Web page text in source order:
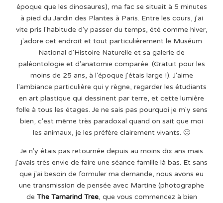
époque que les dinosaures), ma fac se situait à 5 minutes
à pied du Jardin des Plantes à Paris. Entre les cours, j'ai
vite pris l'habitude d'y passer du temps, été comme hiver,
j'adore cet endroit et tout particulièrement le Muséum
National d'Histoire Naturelle et sa galerie de
paléontologie et d'anatomie comparée. (Gratuit pour les
moins de 25 ans, à l'époque j'étais large !). J'aime
l'ambiance particulière qui y règne, regarder les étudiants
en art plastique qui dessinent par terre, et cette lumière
folle à tous les étages. Je ne sais pas pourquoi je m'y sens
bien, c'est même très paradoxal quand on sait que moi
les animaux, je les préfère clairement vivants. 🙂
Je n'y étais pas retournée depuis au moins dix ans mais
j'avais très envie de faire une séance famille là bas. Et sans
que j'ai besoin de formuler ma demande, nous avons eu
une transmission de pensée avec Martine (photographe
de The Tamarind Tree, que vous commencez à bien